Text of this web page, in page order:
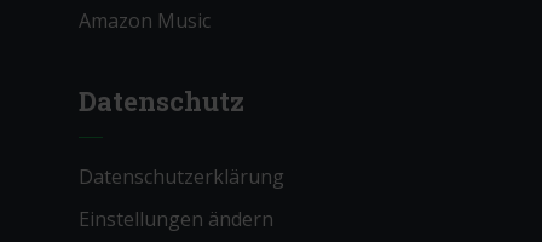
Amazon Music
Datenschutz
Datenschutzerklärung
Einstellungen ändern